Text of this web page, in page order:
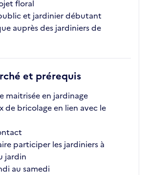
floral
et jardinier débutant
auprès des jardiniers de
et prérequis
maitrisée en jardinage
de bricolage en lien avec le
participer les jardiniers à
jardin
au samedi